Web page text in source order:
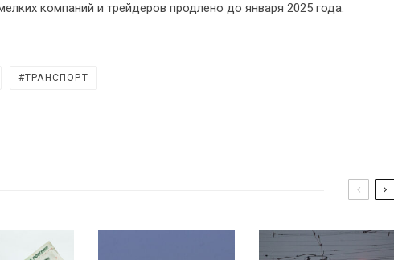
компаний и трейдеров продлено до января 2025 года.
ТРАНСПОРТ